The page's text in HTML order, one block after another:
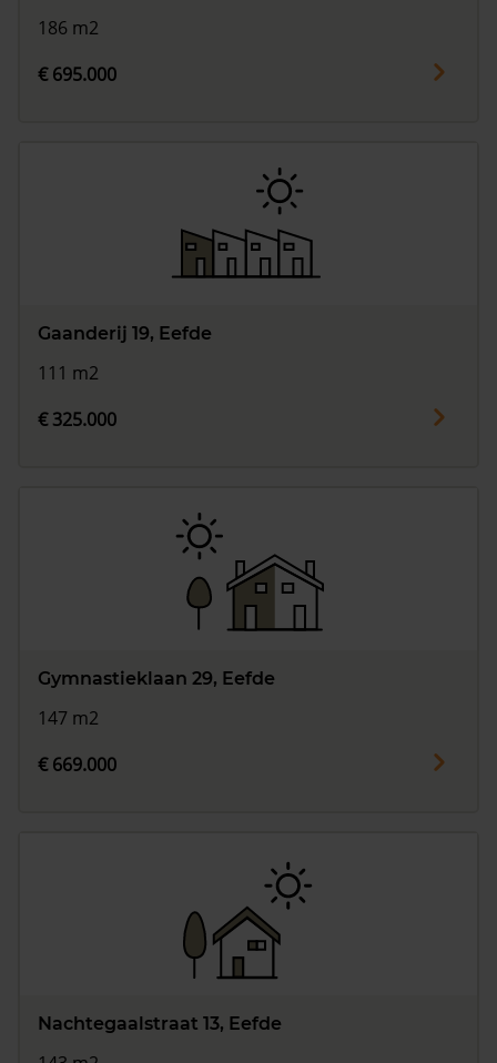
186 m2
€ 695.000
Gaanderij 19, Eefde
111 m2
€ 325.000
Gymnastieklaan 29, Eefde
147 m2
€ 669.000
Nachtegaalstraat 13, Eefde